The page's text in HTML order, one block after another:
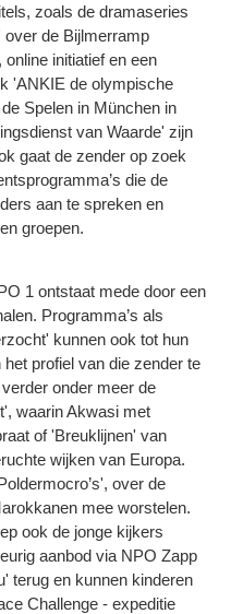
zoals de dramaseries
de Bijlmerramp
initiatief en een
'ANKIE de olympische
Spelen in München in
van Waarde' zijn
gaat de zender op zoek
die de
aan te spreken en
groepen.
1 ontstaat mede door een
Programma’s als
kunnen ook tot hun
profiel van die zender te
onder meer de
waarin Akwasi met
of 'Breuklijnen' van
wijken van Europa.
over de
mee worstelen.
ook de jonge kijkers
aanbod via NPO Zapp
terug en kunnen kinderen
Challenge - expeditie